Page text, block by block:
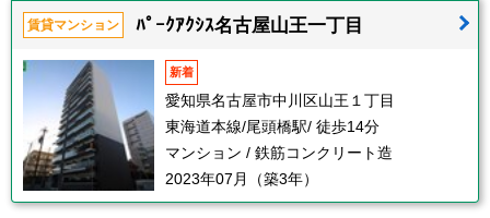
賃貸マンション ﾊﾟｰｸｱｸｼｽ名古屋山王一丁目
新着
愛知県名古屋市中川区山王１丁目
東海道本線/尾頭橋駅/ 徒歩14分
マンション / 鉄筋コンクリート造
2023年07月（築3年）